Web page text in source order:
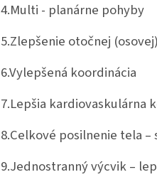
4.Multi - planárne pohyby
5.Zlepšenie otočnej
6.Vylepšená koordinácia
7.Lepšia kardiovaskulárna
8.Celkové posilnenie tela
9.Jednostranný výcvik –